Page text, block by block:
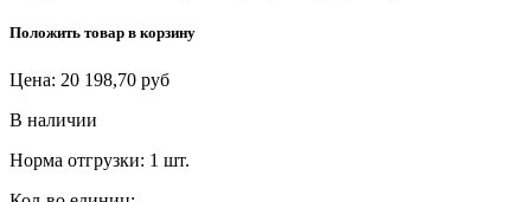
Положить товар в корзину
Цена: 20 198,70 руб
В наличии
Норма отгрузки: 1 шт.